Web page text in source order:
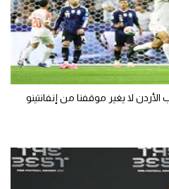
لا يغير موقفنا من إنفانتينو